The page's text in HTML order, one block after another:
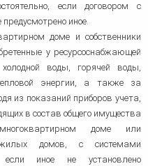
если договором с
иное.
доме и собственники
у ресурсоснабжающей
воды, горячей воды,
энергии, а также за
из показаний приборов учета,
в состав общего имущества
доме или
жилых домов, с системами
если иное не установлено